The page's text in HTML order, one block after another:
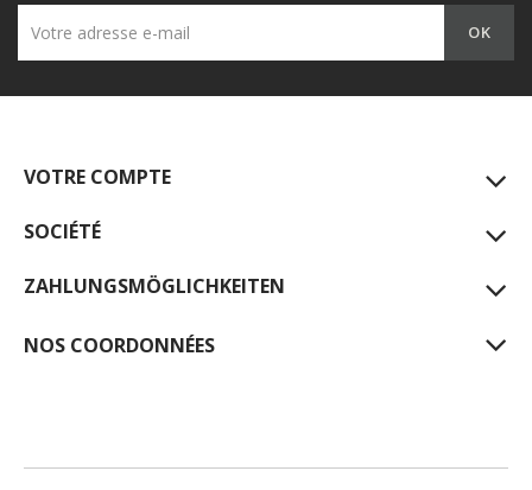
VOTRE COMPTE
SOCIÉTÉ
ZAHLUNGSMÖGLICHKEITEN
NOS COORDONNÉES